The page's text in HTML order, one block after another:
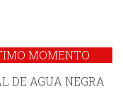
MOMENTO
DE AGUA NEGRA